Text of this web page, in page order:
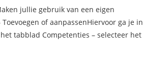
jullie gebruik van een eigen
of aanpassenHiervoor ga je in
tabblad Competenties – selecteer het